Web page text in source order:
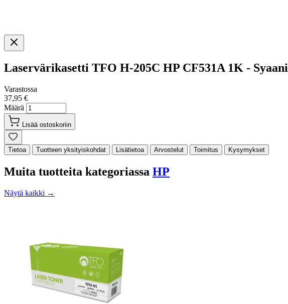
Laservärikasetti TFO H-205C HP CF531A 1K - Syaani
Varastossa
37,95 €
Määrä
Lisää ostoskoriin
Tietoa Tuotteen yksityiskohdat Lisätietoa Arvostelut Toimitus Kysymykset
Muita tuotteita kategoriassa HP
Näytä kaikki →